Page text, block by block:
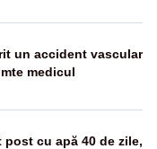
un accident vascular
medicul
cu apă 40 de zile,